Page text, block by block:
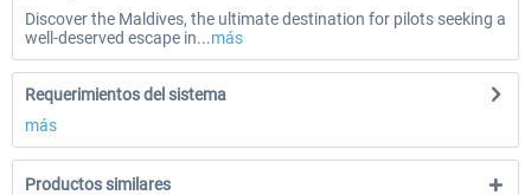
Discover the Maldives, the ultimate destination for pilots seeking a
well-deserved escape in...más
Requerimientos del sistema
más
Productos similares